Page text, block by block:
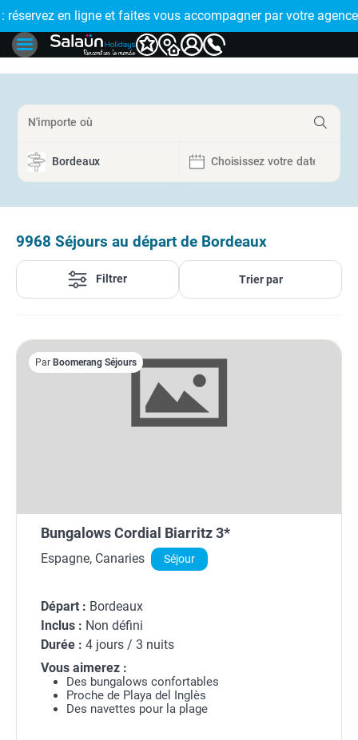
!
: réservez en ligne et faites vous accompagner par votre
🤩
9968 Séjours au départ de Bordeaux
Filtrer Trier par
Par Boomerang Séjours
Bungalows Cordial Biarritz 3*
Espagne, Canaries Séjour
Départ : Bordeaux
Inclus : Non défini
Durée : 4 jours / 3 nuits
Vous aimerez :
Des bungalows confortables
Proche de Playa del Inglès
Des navettes pour la plage